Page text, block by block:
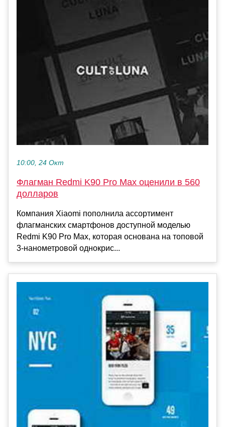
10:00, 24 Окт
Флагман Redmi K90 Pro Max оценили в 560
долларов
Компания Xiaomi пополнила ассортимент
флагманских смартфонов доступной моделью
Redmi K90 Pro Max, которая основана на топовой
3-нанометровой однокрис...